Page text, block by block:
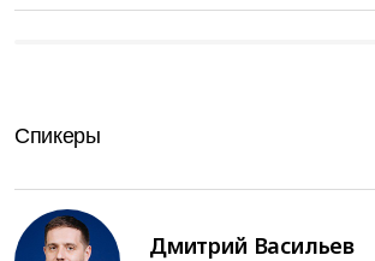
Спикеры
Дмитрий Васильев